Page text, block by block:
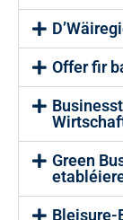
Offer fir
Green
Bleisure-